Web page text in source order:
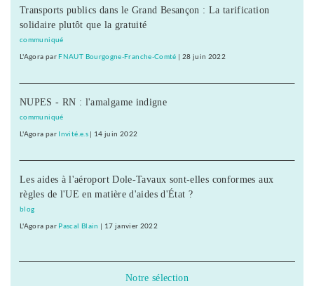
Transports publics dans le Grand Besançon : La tarification
solidaire plutôt que la gratuité
communiqué
L'Agora parFNAUT Bourgogne-Franche-Comté | 28 juin 2022
NUPES - RN : l'amalgame indigne
communiqué
L'Agora par Invité.e.s| 14 juin 2022
Les aides à l'aéroport Dole-Tavaux sont-elles conformes aux
règles de l'UE en matière d'aides d'État ?
blog
L'Agora par Pascal Blain | 17 janvier 2022
Notre sélection